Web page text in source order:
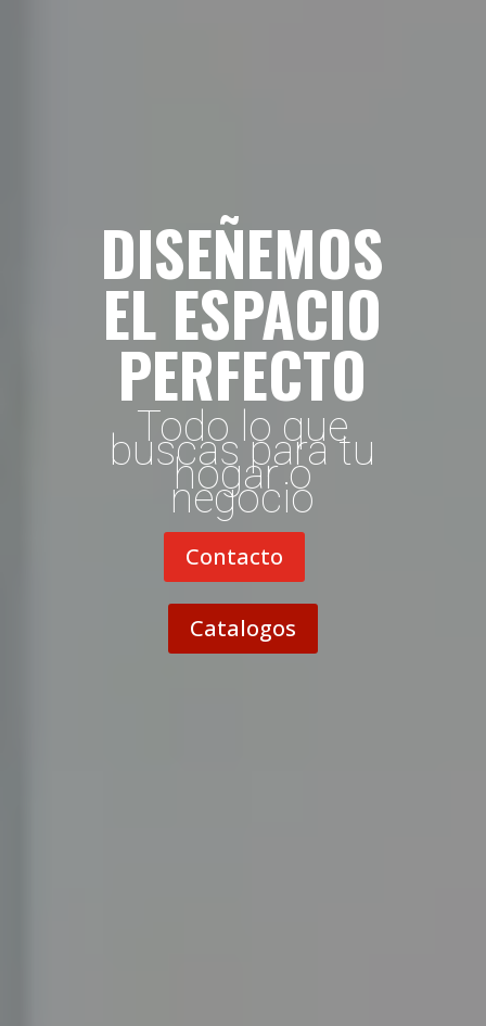
DISEÑEMOS
EL ESPACIO
PERFECTO
Todo lo que
buscas para tu
hogar o
negocio
Contacto
Catalogos